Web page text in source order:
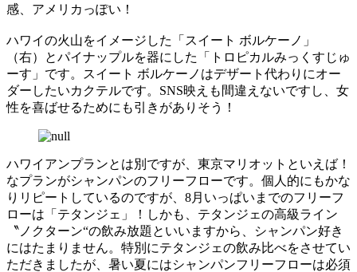
感、アメリカっぽい！
ハワイの火山をイメージした「スイート ボルケーノ」
（右）とパイナップルを器にした「トロピカルみっくすじゅ
ーす」です。スイート ボルケーノはデザート代わりにオー
ダーしたいカクテルです。SNS映えも間違えないですし、女
性を喜ばせるためにも引きがありそう！
ハワイアンプランとは別ですが、東京マリオットといえば！
なプランがシャンパンのフリーフローです。個人的にもかな
りリピートしているのですが、8月いっぱいまでのフリーフ
ローは「テタンジェ」！しかも、テタンジェの高級ライン
〝ノクターン“の飲み放題といいますから、シャンパン好き
にはたまりません。特別にテタンジェの飲み比べをさせてい
ただきましたが、暑い夏にはシャンパンフリーフローは必須